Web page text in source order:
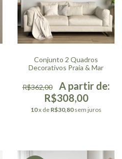
Conjunto 2 Quadros
Decorativos Praia & Mar
R$362,00
R$308,00
10x de R$30,80 sem juros